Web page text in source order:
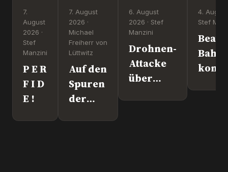
7.
August
2026 ·
Stef
Manzini
P E R
F I D
E !
7. August
2026 ·
Michael
Freiherr von
Lüttwitz
Auf den
Spuren
der
6. August
2026 · Stef
Manzini
Drohnen-
Attacke
über
4.
Stef
Beate